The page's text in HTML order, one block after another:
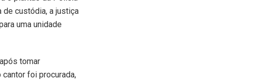
de custódia, a justiça
uma unidade
tomar
foi procurada,